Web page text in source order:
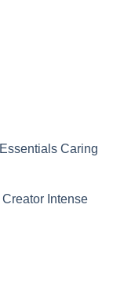
Caring
Intense